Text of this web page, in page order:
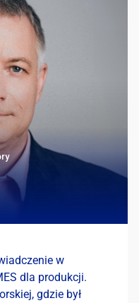
w
dla produkcji.
gdzie był